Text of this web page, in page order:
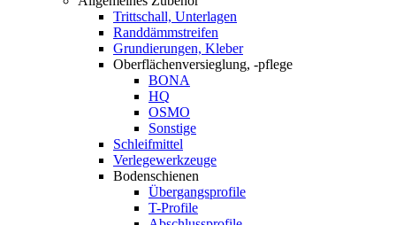
Trittschall, Unterlagen
Randdämmstreifen
Grundierungen, Kleber
Oberflächenversieglung, -pflege
BONA
HQ
OSMO
Sonstige
Schleifmittel
Verlegewerkzeuge
Bodenschienen
Übergangsprofile
T-Profile